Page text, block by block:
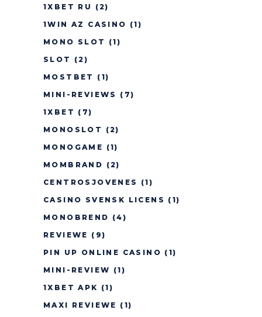
1XBET RU
(2)
1WIN AZ CASINO (1)
MONO SLOT
(1)
SLOT
(2)
MOSTBET
(1)
MINI-REVIEWS
(7)
1XBET (7)
MONOSLOT
(2)
MONOGAME (1)
MOMBRAND (2)
CENTROSJOVENES
(1)
CASINO SVENSK LICENS (1)
MONOBREND (4)
REVIEWE (9)
PIN UP ONLINE CASINO (1)
MINI-REVIEW (1)
1XBET APK (1)
MAXI REVIEWE (1)